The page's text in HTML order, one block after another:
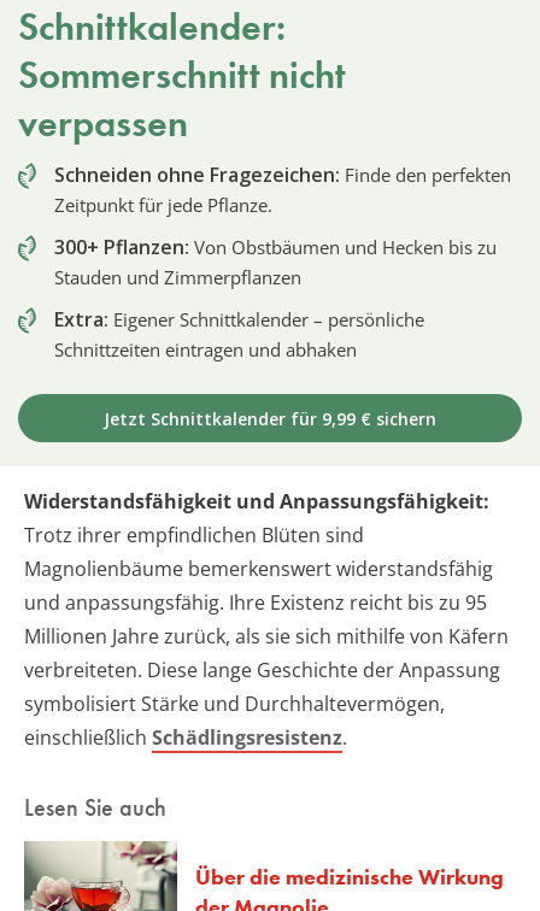
Schnittkalender:
Sommerschnitt nicht
verpassen
Schneiden ohne Fragezeichen: Finde den perfekten
Zeitpunkt für jede Pflanze.
300+ Pflanzen: Von Obstbäumen und Hecken bis zu
Stauden und Zimmerpflanzen
Extra: Eigener Schnittkalender – persönliche
Schnittzeiten eintragen und abhaken
Jetzt Schnittkalender für 9,99 € sichern
Widerstandsfähigkeit und Anpassungsfähigkeit:
Trotz ihrer empfindlichen Blüten sind
Magnolienbäume bemerkenswert widerstandsfähig
und anpassungsfähig. Ihre Existenz reicht bis zu 95
Millionen Jahre zurück, als sie sich mithilfe von Käfern
verbreiteten. Diese lange Geschichte der Anpassung
symbolisiert Stärke und Durchhaltevermögen,
einschließlich Schädlingsresistenz.
Lesen Sie auch
Über die medizinische Wirkung